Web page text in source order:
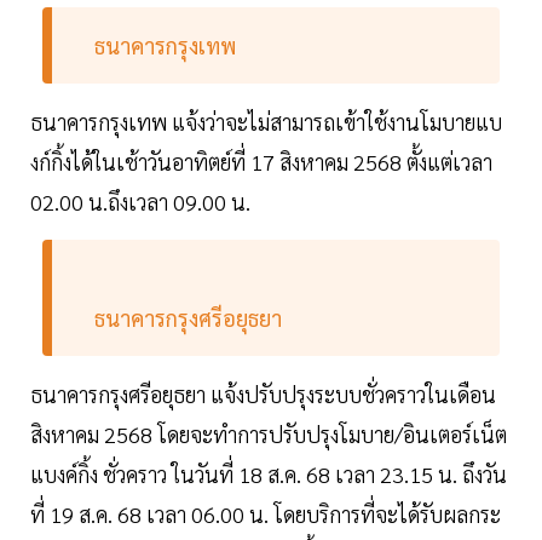
ธนาคารกรุงเทพ
ธนาคารกรุงเทพ แจ้งว่าจะไม่สามารถเข้าใช้งานโมบายแบ
งก์กิ้งได้ในเช้าวันอาทิตย์ที่ 17 สิงหาคม 2568 ตั้งแต่เวลา
02.00 น.ถึงเวลา 09.00 น.
ธนาคารกรุงศรีอยุธยา
ธนาคารกรุงศรีอยุธยา แจ้งปรับปรุงระบบชั่วคราวในเดือน
สิงหาคม 2568 โดยจะทำการปรับปรุงโมบาย/อินเตอร์เน็ต
แบงค์กิ้ง ชั่วคราว ในวันที่ 18 ส.ค. 68 เวลา 23.15 น. ถึงวัน
ที่ 19 ส.ค. 68 เวลา 06.00 น. โดยบริการที่จะได้รับผลกระ